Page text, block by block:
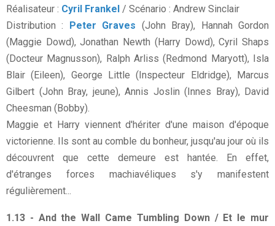
Réalisateur : Cyril Frankel / Scénario : Andrew Sinclair
Distribution :
Peter Graves (John Bray), Hannah Gordon
(Maggie Dowd), Jonathan Newth (Harry Dowd), Cyril Shaps
(Docteur Magnusson), Ralph Arliss (Redmond Maryott), Isla
Blair (Eileen), George Little (Inspecteur Eldridge), Marcus
Gilbert (John Bray, jeune), Annis Joslin (Innes Bray), David
Cheesman (Bobby).
Maggie et Harry viennent d'hériter d'une maison d'époque
victorienne. Ils sont au comble du bonheur, jusqu'au jour où ils
découvrent que cette demeure est hantée. En effet,
d'étranges forces machiavéliques s'y manifestent
régulièrement...
1.13 - And the Wall Came Tumbling Down / Et le mur